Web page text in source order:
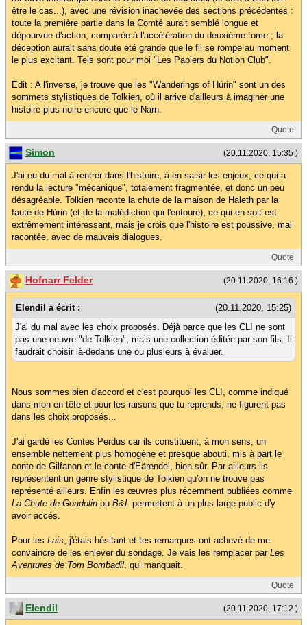
être le cas...), avec une révision inachevée des sections précédentes :
toute la première partie dans la Comté aurait semblé longue et
dépourvue d'action, comparée à l'accélération du deuxième tome ; la
déception aurait sans doute été grande que le fil se rompe au moment
le plus excitant. Tels sont pour moi "Les Papiers du Notion Club".
Edit : A l'inverse, je trouve que les "Wanderings of Húrin" sont un des
sommets stylistiques de Tolkien, où il arrive d'ailleurs à imaginer une
histoire plus noire encore que le Narn.
Quote
(20.11.2020, 15:35 )
Simon
J'ai eu du mal à rentrer dans l'histoire, à en saisir les enjeux, ce qui a
rendu la lecture "mécanique", totalement fragmentée, et donc un peu
désagréable. Tolkien raconte la chute de la maison de Haleth par la
faute de Húrin (et de la malédiction qui l'entoure), ce qui en soit est
extrêmement intéressant, mais je crois que l'histoire est poussive, mal
racontée, avec de mauvais dialogues.
Quote
(20.11.2020, 16:16 )
Hofnarr Felder
(20.11.2020, 15:25)
Elendil a écrit :
J'ai du mal avec les choix proposés. Déjà parce que les CLI ne sont
pas une oeuvre "de Tolkien", mais une collection éditée par son fils. Il
faudrait choisir là-dedans une ou plusieurs à évaluer.
Nous sommes bien d'accord et c'est pourquoi les CLI, comme indiqué
dans mon en-tête et pour les raisons que tu reprends, ne figurent pas
dans les choix proposés...
J'ai gardé les Contes Perdus car ils constituent, à mon sens, un
ensemble nettement plus homogène et presque abouti, mis à part le
conte de Gilfanon et le conte d'Eärendel, bien sûr. Par ailleurs ils
représentent un genre stylistique de Tolkien qu'on ne trouve pas
représenté ailleurs. Enfin les œuvres plus récemment publiées comme
La Chute de Gondolin ou B&L permettent à un plus large public d'y
avoir accès.
Pour les Lais, j'étais hésitant et tes remarques ont achevé de me
convaincre de les enlever du sondage. Je vais les remplacer par Les
Aventures de Tom Bombadil, qui manquait.
Quote
(20.11.2020, 17:12 )
Elendil